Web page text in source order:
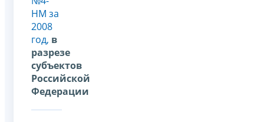
НМ за
2008
год, в
разрезе
субъектов
Российской
Федерации